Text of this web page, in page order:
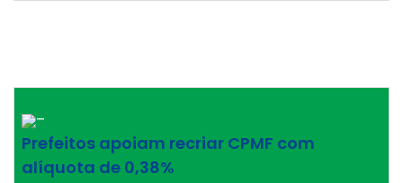
–
Prefeitos apoiam recriar CPMF com
alíquota de 0,38%